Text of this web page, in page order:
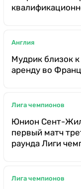
Англия
Мудрик близок
аренду во
Лига чемпионов
Юнион Сент-
первый матч
раунда Лиги
Лига чемпионов